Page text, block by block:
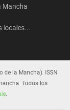
Mancha
locales...
de la Mancha). ISSN
Todos los
.